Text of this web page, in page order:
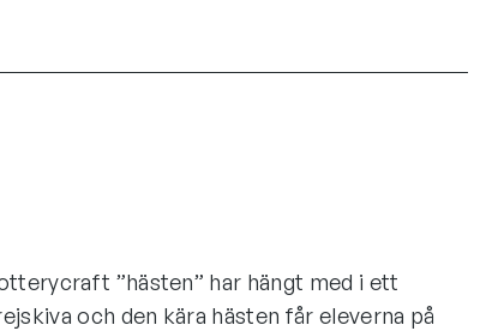
”hästen” har hängt med i ett
och den kära hästen får eleverna på